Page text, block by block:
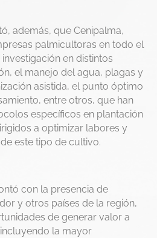
además, que Cenipalma,
palmicultoras en todo el
en distintos
el manejo del agua, plagas y
asistida, el punto óptimo
entre otros, que han
específicos en plantación
a optimizar labores y
este tipo de cultivo.
con la presencia de
y otros países de la región,
de generar valor a
la mayor